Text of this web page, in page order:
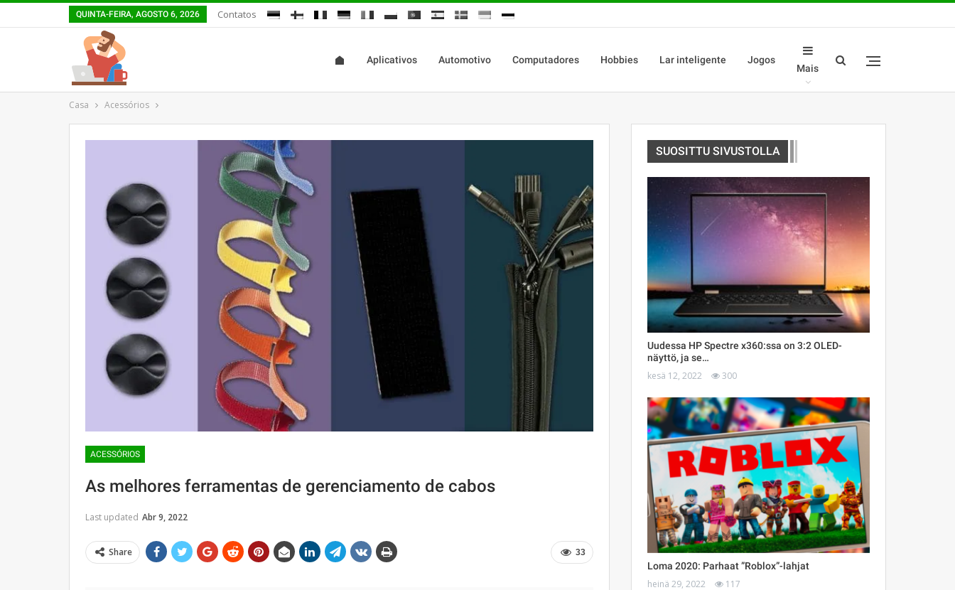
QUINTA-FEIRA, AGOSTO 6, 2026 Contatos
Aplicativos Automotivo Computadores Hobbies Lar inteligente Jogos
Mais
Casa Acessórios
ACESSÓRIOS
As melhores ferramentas de gerenciamento de cabos
Last updated Abr 9, 2022
33
Share
SUOSITTU SIVUSTOLLA
Uudessa HP Spectre x360:ssa on 3:2 OLED-
näyttö, ja se…
kesä 12, 2022 300
Loma 2020: Parhaat ”Roblox”-lahjat
heinä 29, 2022 117